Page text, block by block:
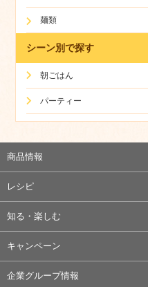
麺類
シーン別で探す
朝ごはん
パーティー
商品情報
レシピ
知る・楽しむ
キャンペーン
企業グループ情報